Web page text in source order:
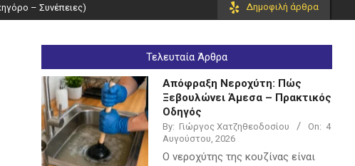
– Συνέπειες) Δημοφιλή άρθρα
Τελευταία Άρθρα
Απόφραξη Νεροχύτη: Πώς
Ξεβουλώνει Άμεσα – Πρακτικός
Οδηγός
By: Γιώργος Χατζηθεοδοσίου On: 4
Αυγούστου, 2026
Ο νεροχύτης της κουζίνας είναι